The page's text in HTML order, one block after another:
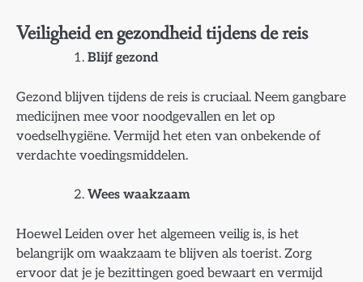
Veiligheid en gezondheid tijdens de reis
Blijf gezond
Gezond blijven tijdens de reis is cruciaal. Neem gangbare
medicijnen mee voor noodgevallen en let op
voedselhygiëne. Vermijd het eten van onbekende of
verdachte voedingsmiddelen.
Wees waakzaam
Hoewel Leiden over het algemeen veilig is, is het
belangrijk om waakzaam te blijven als toerist. Zorg
ervoor dat je je bezittingen goed bewaart en vermijd